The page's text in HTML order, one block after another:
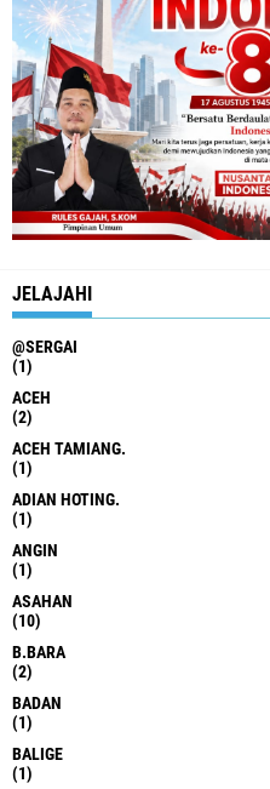
JELAJAHI
@SERGAI
(1)
ACEH
(2)
ACEH TAMIANG.
(1)
ADIAN HOTING.
(1)
ANGIN
(1)
ASAHAN
(10)
B.BARA
(2)
BADAN
(1)
BALIGE
(1)